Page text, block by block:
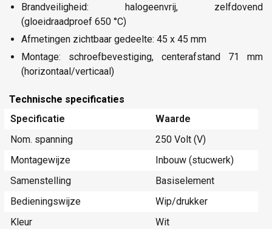
Brandveiligheid: halogeenvrij, zelfdovend
(gloeidraadproef 650 °C)
Afmetingen zichtbaar gedeelte: 45 x 45 mm
Montage: schroefbevestiging, centerafstand 71 mm
(horizontaal/verticaal)
Technische specificaties
Specificatie
Waarde
Nom. spanning
250 Volt (V)
Montagewijze
Inbouw (stucwerk)
Samenstelling
Basiselement
Bedieningswijze
Wip/drukker
Kleur
Wit